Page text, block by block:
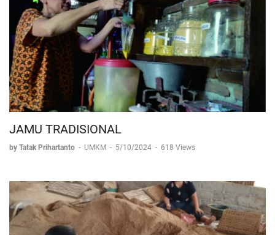
JAMU TRADISIONAL
by Tatak Prihartanto - UMKM - 5/10/2024 - 618 Views